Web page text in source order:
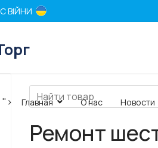
ВІЙНИ
"> Главная О нас Новости
Ремонт